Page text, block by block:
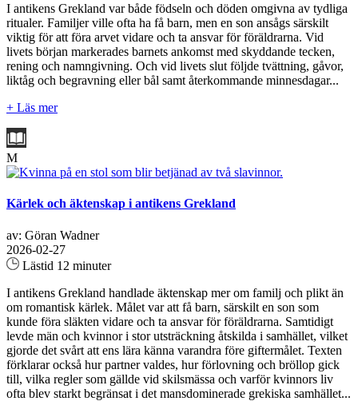
I antikens Grekland var både födseln och döden omgivna av tydliga
ritualer. Familjer ville ofta ha få barn, men en son ansågs särskilt
viktig för att föra arvet vidare och ta ansvar för föräldrarna. Vid
livets början markerades barnets ankomst med skyddande tecken,
rening och namngivning. Och vid livets slut följde tvättning, gåvor,
liktåg och begravning eller bål samt återkommande minnesdagar...
+ Läs mer
M
Kärlek och äktenskap i antikens Grekland
av: Göran Wadner
2026-02-27
Lästid 12 minuter
I antikens Grekland handlade äktenskap mer om familj och plikt än
om romantisk kärlek. Målet var att få barn, särskilt en son som
kunde föra släkten vidare och ta ansvar för föräldrarna. Samtidigt
levde män och kvinnor i stor utsträckning åtskilda i samhället, vilket
gjorde det svårt att ens lära känna varandra före giftermålet. Texten
förklarar också hur partner valdes, hur förlovning och bröllop gick
till, vilka regler som gällde vid skilsmässa och varför kvinnors liv
ofta blev starkt begränsat i det mansdominerade grekiska samhället...